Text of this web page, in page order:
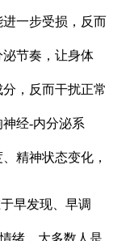
一步受损，反而
节奏，让身体
，反而干扰正常
经-内分泌系
精神状态变化，
早发现、早调